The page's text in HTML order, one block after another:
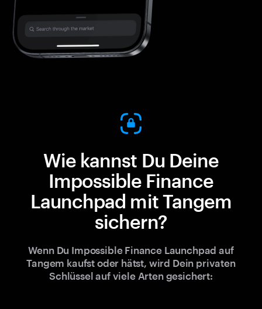
Wie kannst Du Deine
Impossible Finance
Launchpad mit Tangem
sichern?
Wenn Du Impossible Finance Launchpad auf
Tangem kaufst oder hätst, wird Dein privaten
Schlüssel auf viele Arten gesichert: